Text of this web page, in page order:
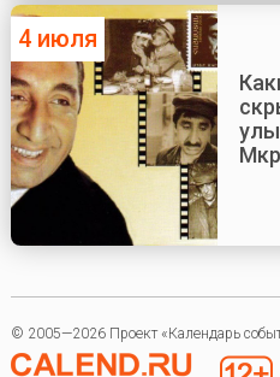
4 июля
© 2005—2026 Проект «Календарь